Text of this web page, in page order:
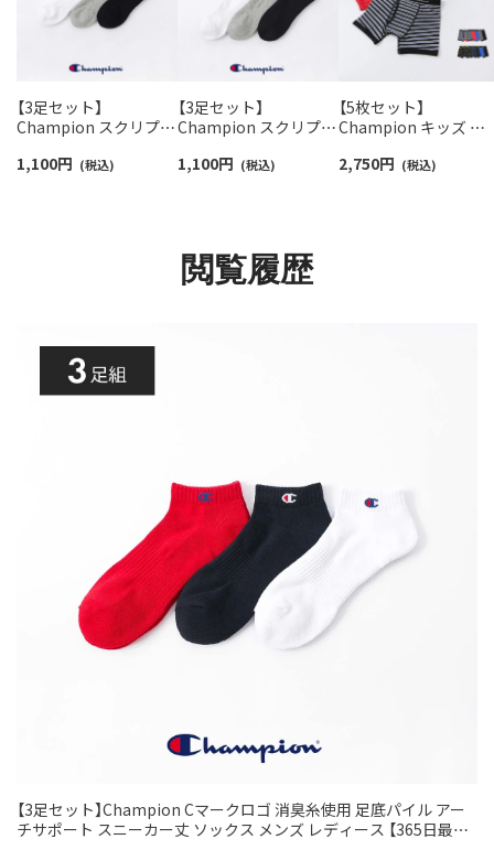
【3足セット】
Champion スクリプト
イル アーチサポート ス
1,100円 (税込)
【3足セット】
Champion スクリプト
イル アーチサポート シ
1,100円 (税込)
【5枚セット】
Champion キッズ ボ
前開き Cotton
2,750円 (税込)
閲覧履歴
【3足セット】Champion Cマークロゴ 消臭糸使用 足底パイル アー
チサポート スニーカー丈 ソックス メンズ レディース 【365日最短